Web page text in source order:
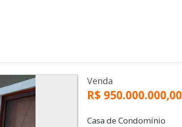
Venda
R$ 950.000.000,00
Casa de Condomínio